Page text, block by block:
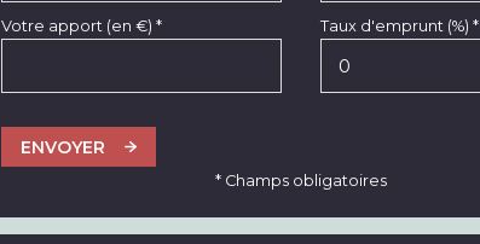
Votre apport (en €) * Taux d'emprunt (%) *
ENVOYER
* Champs obligatoires